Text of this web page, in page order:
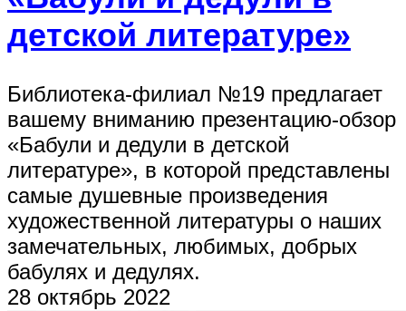
детской литературе»
Библиотека-филиал №19 предлагает
вашему вниманию презентацию-обзор
«Бабули и дедули в детской
литературе», в которой представлены
самые душевные произведения
художественной литературы о наших
замечательных, любимых, добрых
бабулях и дедулях.
28 октябрь 2022